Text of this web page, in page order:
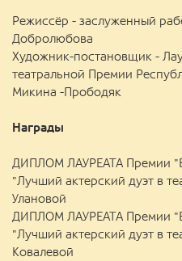
Режиссёр - заслуженный
Добролюбова
Художник-постановщик -
театральной Премии
Микина -Прободяк
Награды
ДИПЛОМ ЛАУРЕАТА Премии
"Лучший актерский дуэт в
Улановой
ДИПЛОМ ЛАУРЕАТА Премии
"Лучший актерский дуэт в
Ковалевой